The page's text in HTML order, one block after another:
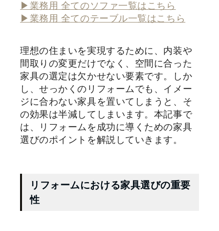
▶業務用 全てのソファ一覧はこちら
▶業務用 全てのテーブル一覧はこちら
理想の住まいを実現するために、内装や
間取りの変更だけでなく、空間に合った
家具の選定は欠かせない要素です。しか
し、せっかくのリフォームでも、イメー
ジに合わない家具を置いてしまうと、そ
の効果は半減してしまいます。本記事で
は、リフォームを成功に導くための家具
選びのポイントを解説していきます。
リフォームにおける家具選びの重要
性